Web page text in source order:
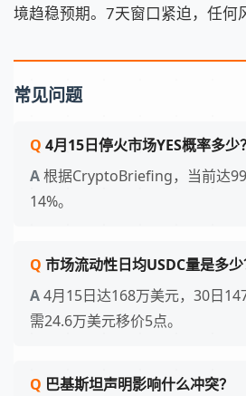
境趋稳预期。7天窗口紧迫，任何
常见问题
4月15日停火市场YES概率多少？
根据CryptoBriefing，当前达
14%。
市场流动性日均USDC量是多少
4月15日达168万美元，30日
需24.6万美元移价5点。
巴基斯坦声明影响什么冲突？